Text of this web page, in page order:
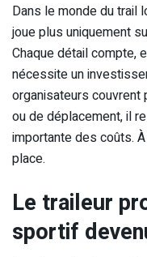
Dans le monde du trail
joue plus uniquement
Chaque détail compte,
nécessite un
organisateurs couvrent
ou de déplacement, il
importante des coûts. À
place.
Le traileur
sportif